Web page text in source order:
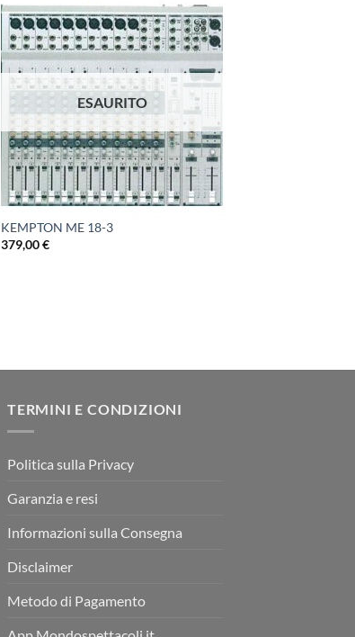
ESAURITO
KEMPTON ME 18-3
379,00€
TERMINI E CONDIZIONI
Politica sulla Privacy
Garanzia e resi
Informazioni sulla Consegna
Disclaimer
Metodo di Pagamento